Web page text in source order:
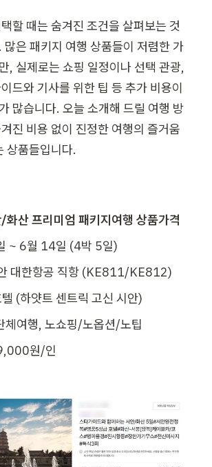
할 때는 숨겨진 조건을 살펴보는 것
많은 패키지 여행 상품들이 저렴한 가
, 실제로는 쇼핑 일정이나 선택 관광,
드와 기사를 위한 팁 등 추가 비용이
많습니다. 오늘 소개해 드릴 여행 방
진 비용 없이 진정한 여행의 즐거움
상품들입니다.
산 프리미엄 패키지여행 상품가격
~ 6월 14일 (4박 5일)
대한항공 직항 (KE811/KE812)
(하얏트 센트릭 고신 시안)
체여행, 노쇼핑/노옵션/노팁
원/인